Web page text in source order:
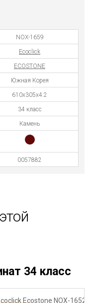
NOX-1659
Ecoclick
ECOSTONE
Южная Корея
610х305х4.2
34 класс
Камень
0057882
34 класс